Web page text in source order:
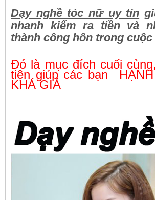
Dạy nghề tóc nữ uy tín
nhanh kiếm ra tiền và
thành công hôn trong cuộc
Đó là mục đích cuối
tiện giúp các bạn
KHÁ GIẢ